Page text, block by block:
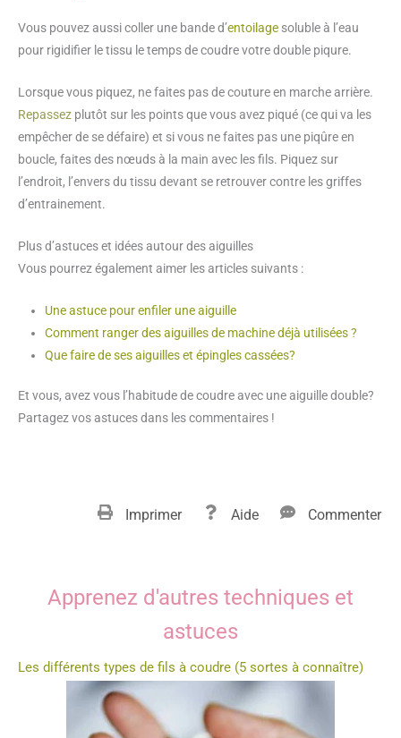
Vous pouvez aussi coller une bande d’entoilage soluble à l’eau
pour rigidifier le tissu le temps de coudre votre double piqure.
Lorsque vous piquez, ne faites pas de couture en marche arrière.
Repassez plutôt sur les points que vous avez piqué (ce qui va les
empêcher de se défaire) et si vous ne faites pas une piqûre en
boucle, faites des nœuds à la main avec les fils. Piquez sur
l’endroit, l’envers du tissu devant se retrouver contre les griffes
d’entrainement.
Plus d’astuces et idées autour des aiguilles
Vous pourrez également aimer les articles suivants :
Une astuce pour enfiler une aiguille
Comment ranger des aiguilles de machine déjà utilisées ?
Que faire de ses aiguilles et épingles cassées?
Et vous, avez vous l’habitude de coudre avec une aiguille double?
Partagez vos astuces dans les commentaires !
Imprimer Aide Commenter
Apprenez d'autres techniques et
astuces
Les différents types de fils à coudre (5 sortes à connaître)